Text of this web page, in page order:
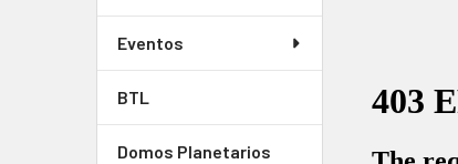
Eventos
BTL
Domos Planetarios